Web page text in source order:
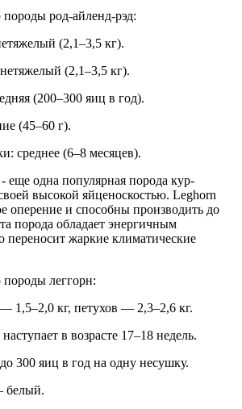
род-айленд-рэд:
(2,1–3,5 кг).
(2,1–3,5 кг).
(200–300 яиц в год).
(45–60 г).
среднее (6–8 месяцев).
еще одна популярная порода кур-
высокой яйценоскостью. Leghorn
оперение и способны производить до
порода обладает энергичным
переносит жаркие климатические
породы леггорн:
1,5–2,0 кг, петухов — 2,3–2,6 кг.
в возрасте 17–18 недель.
300 яиц в год на одну несушку.
белый.